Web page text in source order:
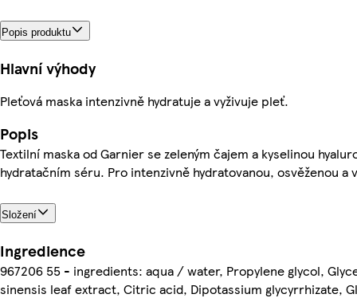
Popis produktu
Hlavní výhody
Pleťová maska intenzivně hydratuje a vyživuje pleť.
Popis
Textilní maska od Garnier se zeleným čajem a kyselinou
hydratačním séru. Pro intenzivně hydratovanou, osvěženou a
Složení
Ingredience
967206 55 - ingredients: aqua / water, Propylene glycol,
sinensis leaf extract, Citric acid, Dipotassium glycyrrhizate,